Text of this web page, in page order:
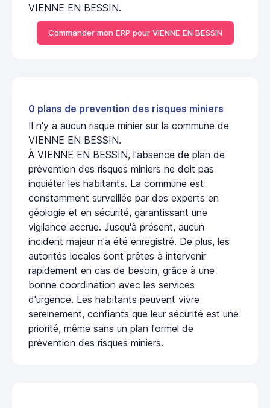
VIENNE EN BESSIN.
Commander mon ERP pour VIENNE EN BESSIN
0 plans de prevention des risques miniers
Il n'y a aucun risque minier sur la commune de
VIENNE EN BESSIN.
À VIENNE EN BESSIN, l'absence de plan de
prévention des risques miniers ne doit pas
inquiéter les habitants. La commune est
constamment surveillée par des experts en
géologie et en sécurité, garantissant une
vigilance accrue. Jusqu'à présent, aucun
incident majeur n'a été enregistré. De plus, les
autorités locales sont prêtes à intervenir
rapidement en cas de besoin, grâce à une
bonne coordination avec les services
d'urgence. Les habitants peuvent vivre
sereinement, confiants que leur sécurité est une
priorité, même sans un plan formel de
prévention des risques miniers.